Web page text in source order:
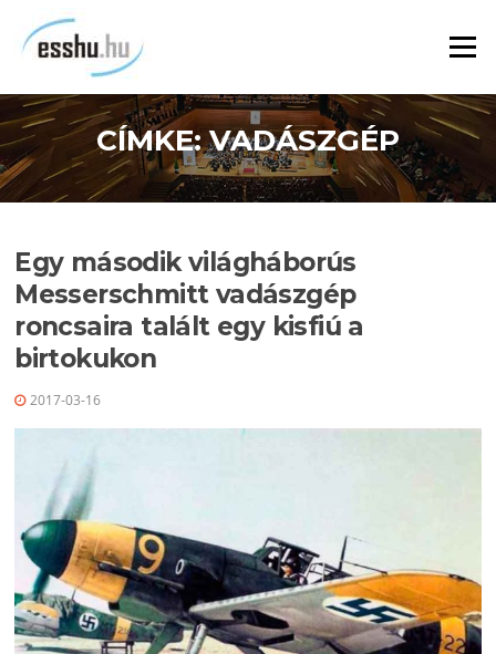
tartalomra
Menü
CÍMKE:VADÁSZGÉP
Egy második világháborús
Messerschmitt vadászgép
roncsaira talált egy kisfiú a
birtokukon
2017-03-16